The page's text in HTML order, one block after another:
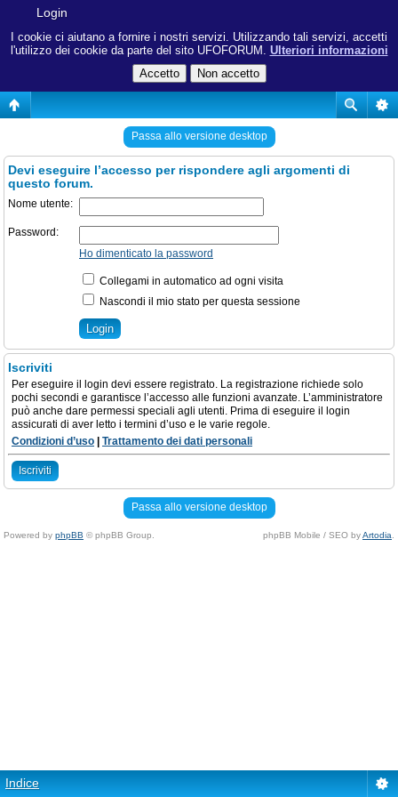
I cookie ci aiutano a fornire i nostri servizi. Utilizzando tali servizi, accetti
l'utilizzo dei cookie da parte del sito UFOFORUM. Ulteriori informazioni
Login
Passa allo versione desktop
Devi eseguire l’accesso per rispondere agli argomenti di
questo forum.
Nome utente:
Password:
Ho dimenticato la password
Collegami in automatico ad ogni visita
Nascondi il mio stato per questa sessione
Iscriviti
Per eseguire il login devi essere registrato. La registrazione richiede solo
pochi secondi e garantisce l’accesso alle funzioni avanzate. L’amministratore
può anche dare permessi speciali agli utenti. Prima di eseguire il login
assicurati di aver letto i termini d’uso e le varie regole.
Condizioni d’uso
Trattamento dei dati personali
Iscriviti
Passa allo versione desktop
Powered by phpBB © phpBB Group. phpBB Mobile / SEO byArtodia
Indice